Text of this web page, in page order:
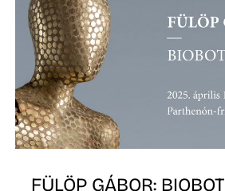
FÜLÖP GÁBOR: BIOBOT